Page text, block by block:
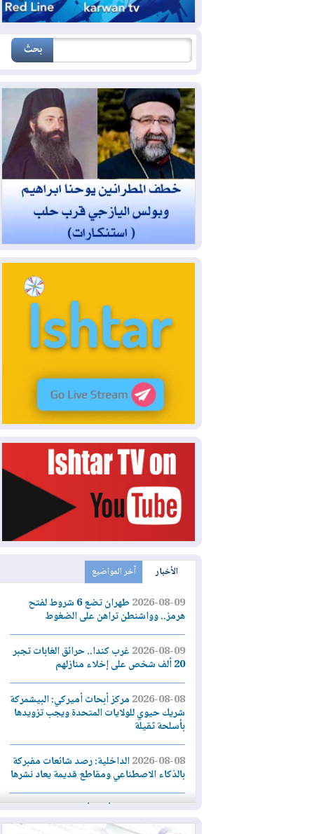
الأخبار آخر المواضيع
2026-08-09 طهران تضع 6 شروط لفتح
هرمز.. وواشنطن تراهن على الضغوط
2026-08-09غرب كندا.. حرائق الغابات تجبر
2026-08-08مركز أبحاث أميركي: البيشمركة
شريك حيوي للولايات المتحدة ويجب تزويدها
بأسلحة ثقيلة
2026-08-08الداخلية: رصد شائعات مفبركة
بالذكاء الاصطناعي ومقاطع قديمة يعاد نشرها
2026-08-08دعم أمني أمريكي بمليار دولار
لإدارة رئيس كولومبيا الجديد